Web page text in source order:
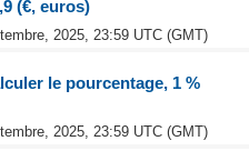
(€, euros)
2025, 23:59 UTC (GMT)
le pourcentage, 1 %
2025, 23:59 UTC (GMT)